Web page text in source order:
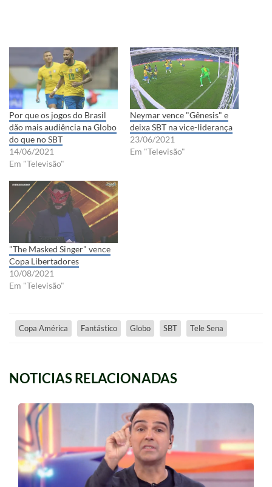
Por que os jogos do Brasil
dão mais audiência na Globo
do que no SBT
14/06/2021
Em "Televisão"
Neymar vence "Gênesis" e
deixa SBT na vice-liderança
23/06/2021
Em "Televisão"
"The Masked Singer" vence
Copa Libertadores
10/08/2021
Em "Televisão"
Copa América Fantástico Globo SBT Tele Sena
NOTICIAS RELACIONADAS